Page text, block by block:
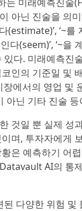
아닌 진술을 의미
(estimate)’, ‘~
다(seem)’, ‘~을
다. 미래예측진
인의 기준일 및
에서의 영업 및
아닌 기타 진술
것일 뿐 실제 성
며, 투자자에게
은 예측하기 어
AI의 통
다양한 위험 및